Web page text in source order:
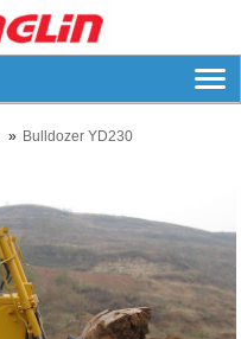
Bulldozer YD230